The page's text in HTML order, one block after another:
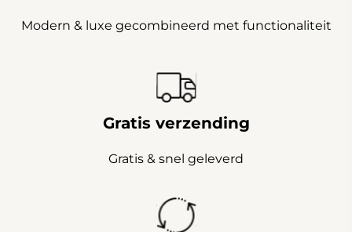
Modern & luxe gecombineerd met functionaliteit
Gratis verzending
Gratis & snel geleverd